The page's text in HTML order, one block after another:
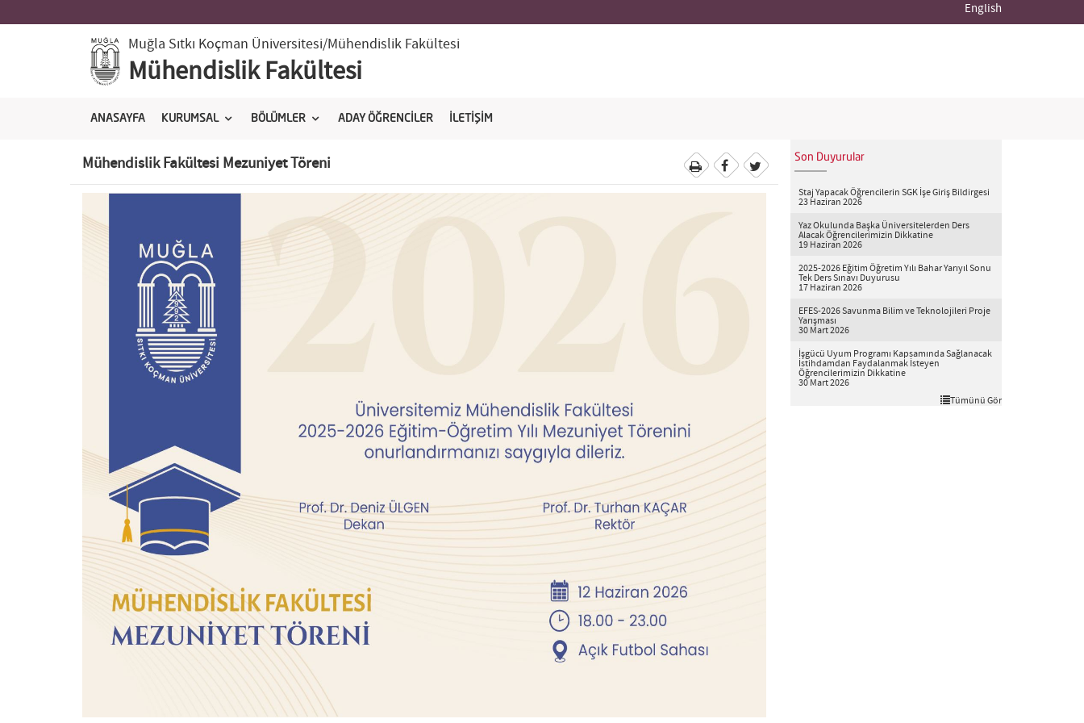
English
Muğla Sıtkı Koçman Üniversitesi/Mühendislik Fakültesi
Mühendislik Fakültesi
ANASAYFA KURUMSAL BÖLÜMLER ADAY ÖĞRENCİLER İLETİŞİM
Mühendislik Fakültesi Mezuniyet Töreni Son Duyurular
Staj Yapacak Öğrencilerin SGK İşe Giriş Bildirgesi
23 Haziran 2026
Yaz Okulunda Başka Üniversitelerden Ders
Alacak Öğrencilerimizin Dikkatine
19 Haziran 2026
2025-2026 Eğitim Öğretim Yılı Bahar Yarıyıl Sonu
Tek Ders Sınavı Duyurusu
17 Haziran 2026
EFES-2026 Savunma Bilim ve Teknolojileri Proje
Yarışması
30 Mart 2026
İşgücü Uyum Programı Kapsamında Sağlanacak
İstihdamdan Faydalanmak İsteyen
Öğrencilerimizin Dikkatine
30 Mart 2026
Tümünü Gör